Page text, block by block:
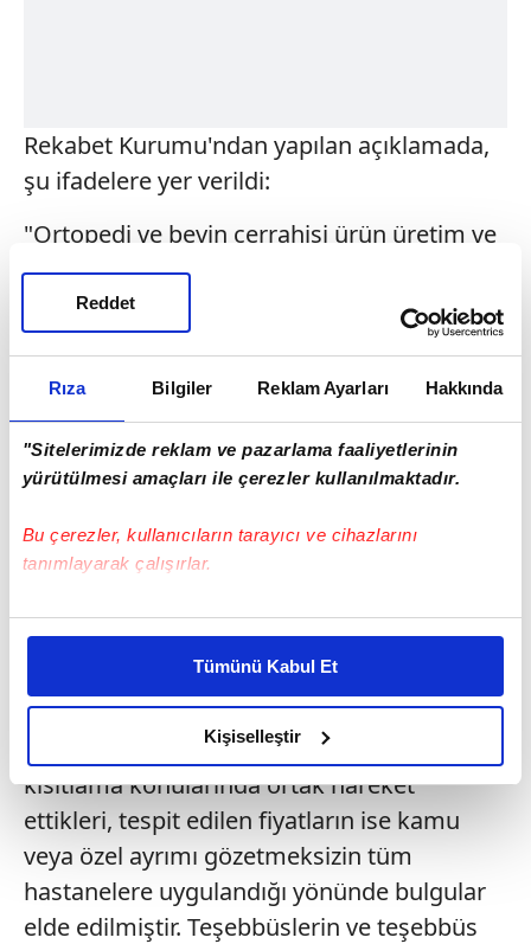
Rıza Bilgiler Reklam Ayarları Hakkında
"Sitelerimizde reklam ve pazarlama faaliyetlerinin
yürütülmesi amaçları ile çerezler kullanılmaktadır.
Bu çerezler, kullanıcıların tarayıcı ve cihazlarını
tanımlayarak çalışırlar.
Bu çerezlere izin vermeniz halinde sizlere özel
daha iyi reklam deneyimi yaşatabiliriz. Bunu yaparken
amacımızın size daha iyi bir reklam deneyimi sunmak
olduğunu ve sizlere en iyi içerikleri sunabilmek adına
elimizden gelen çabayı gösterdiğimizi ve bu noktada,
reklamların maliyetlerimizi karşılamak noktasında tek gelir
kalemimiz olduğunu sizlere hatırlatmak isteriz.
Her halükârda, kullanıcılar, bu çerezlere izin vermedikleri
takdirde, kullanıcılara hedefli reklamlar
gösterilmeyecektir."
Tümünü Kabul Et
Kişiselleştir
Reddet
Rekabet Kurumu'ndan yapılan açıklamada,
şu ifadelere yer verildi:
"Ortopedi ve beyin cerrahisi ürün üretim ve
satışı alanında faaliyet gösteren 29 üretici ve
bayi ile bunların üye olduğu 4 teşebbüs
birliğinin, Sağlık Uygulama Tebliği fiyatları
üzerinden kamuya ürün tedarikini
ortak hareket etmek suretiyle 4054 sayılı
Rekabetin Korunması Hakkında Kanunu'nun
soruşturma açıldı.
beyin cerrahi ürünlerinin yanı sıra
artroplasti ve artroskopi ürün sağlayıcısı
teşebbüslerin fiyat tespiti ve tespit edilen
fiyatın uygulanması için arz miktarının
kısıtlama konularında ortak hareket
ettikleri, tespit edilen fiyatların ise kamu
veya özel ayrımı gözetmeksizin tüm
hastanelere uygulandığı yönünde bulgular
elde edilmiştir. Teşebbüslerin ve teşebbüs